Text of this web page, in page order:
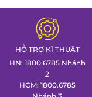
trưng bày đồng hồ
hình phong thái lãnh
HỖ TRỢ KĨ THUẬT
HN: 1800.6785 Nhánh
2
HCM: 1800.6785